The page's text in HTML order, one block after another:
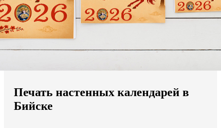
Мы доставляем по всему миру
Продолжить без города
Печать настенных календарей в
Бийске